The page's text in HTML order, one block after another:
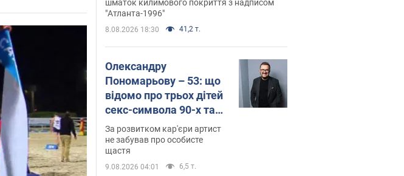
шматок килимового покриття з надписом
"Атланта-1996"
8.08.2026 18:30 41,2 т.
Олександру
Пономарьову – 53: що
відомо про трьох дітей
секс-символа 90-х та
який вигляд вони
мають
За розвитком кар'єри артист
не забував про особисте
щастя
9.08.2026 04:01 6,5 т.